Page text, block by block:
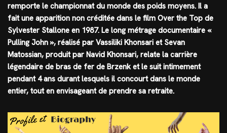
remporte le championnat du monde des poids moyens. Il a
fait une apparition non créditée dans le film Over the Top de
Sylvester Stallone en 1987. Le long métrage documentaire «
Pulling John », réalisé par Vassiliki Khonsari et Sevan
Matossian, produit par Navid Khonsari, relate la carrière
légendaire de bras de fer de Brzenk et le suit intimement
pendant 4 ans durant lesquels il concourt dans le monde
entier, tout en envisageant de prendre sa retraite.